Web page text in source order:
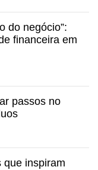
do negócio”:
financeira em
passos no
que inspiram